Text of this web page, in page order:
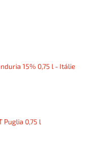
15% 0,75 l - Itálie
Puglia 0,75 l